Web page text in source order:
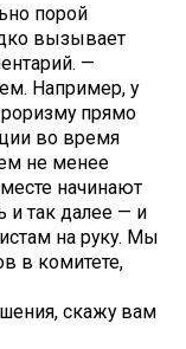
порой
вызывает
—
Например, у
прямо
во время
не менее
начинают
и так далее — и
на руку. Мы
в комитете,
скажу вам